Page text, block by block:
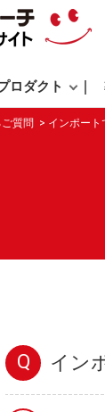
ロダクト
質問 インポート
Q イン